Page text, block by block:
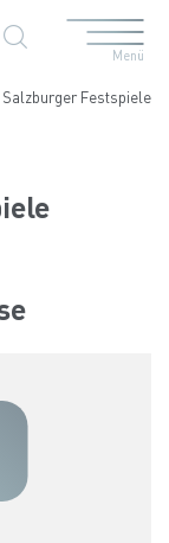
Menü
Salzburger Festspiele